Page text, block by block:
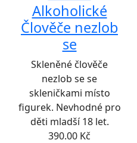
Alkoholické
Člověče nezlob
se
Skleněné člověče
nezlob se se
skleničkami místo
figurek. Nevhodné pro
děti mladší 18 let.
390.00 Kč